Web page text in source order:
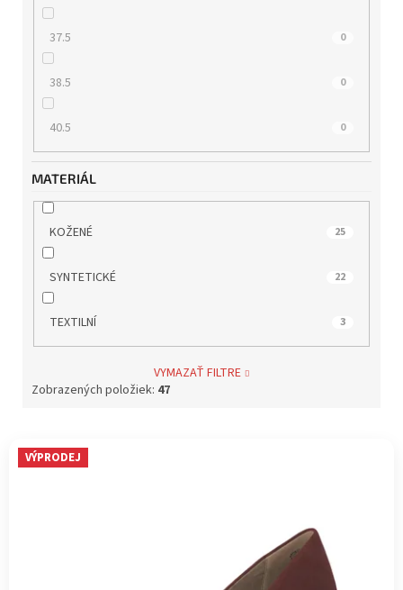
37.5 0
38.5 0
40.5 0
MATERIÁL
KOŽENÉ 25
SYNTETICKÉ 22
TEXTILNÍ 3
VYMAZAŤ FILTRE
Zobrazených položiek: 47
V VÝPRODEJ